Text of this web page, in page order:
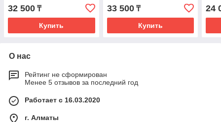
32 500 ₸
Купить
33 500₸
Купить
24
О нас
Рейтинг не сформирован
Менее 5 отзывов за последний год
Работает с 16.03.2020
г. Алматы